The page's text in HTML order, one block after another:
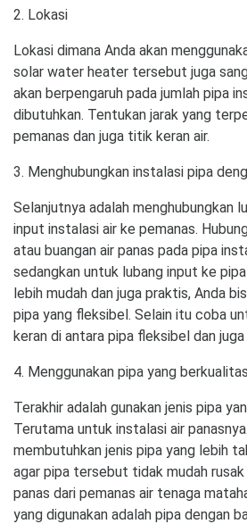
2. Lokasi
Lokasi dimana Anda akan
solar water heater tersebut juga
akan berpengaruh pada jumlah pipa
dibutuhkan. Tentukan jarak yang
pemanas dan juga titik keran air.
3. Menghubungkan instalasi pipa
Selanjutnya adalah menghubungkan
input instalasi air ke pemanas.
atau buangan air panas pada pipa
sedangkan untuk lubang input ke
lebih mudah dan juga praktis, Anda
pipa yang fleksibel. Selain itu coba
keran di antara pipa fleksibel dan
4. Menggunakan pipa yang berkualitas
Terakhir adalah gunakan jenis pipa
Terutama untuk instalasi air
membutuhkan jenis pipa yang lebih
agar pipa tersebut tidak mudah
panas dari pemanas air tenaga
yang digunakan adalah pipa dengan